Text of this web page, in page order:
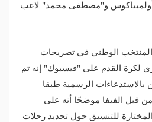
و"مصطفى محمد" لاعب
الوطني في تصريحات
لكرة القدم على "فيسبوك" إنه تم
بالاستدعاءات الرسمية طبقا
من قبل الفيفا موضحًا أنه على
للتنسيق حول تحديد رحلات